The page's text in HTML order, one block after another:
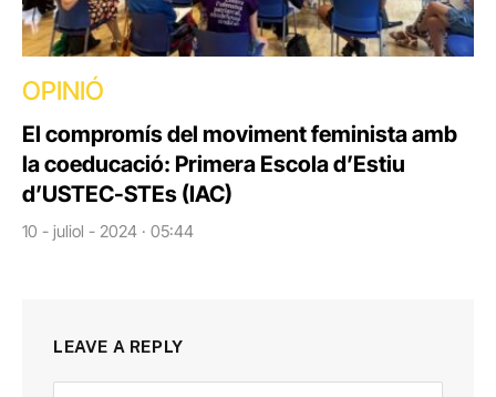
OPINIÓ
El compromís del moviment feminista amb
la coeducació: Primera Escola d’Estiu
d’USTEC-STEs (IAC)
10 - juliol - 2024 · 05:44
LEAVE A REPLY